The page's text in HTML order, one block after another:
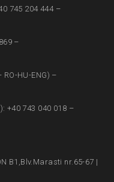
745 204 444 –
–
HU-ENG) –
+40 743 040 018 –
B1,Blv.Marasti nr.65-67 |